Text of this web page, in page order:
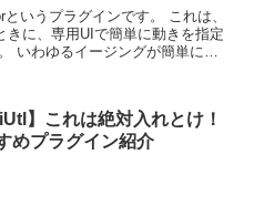
いうプラグインです。 これは、
に、専用UIで簡単に動きを指定
いわゆるイージングが簡単にで
】これは絶対入れとけ！
めプラグイン紹介